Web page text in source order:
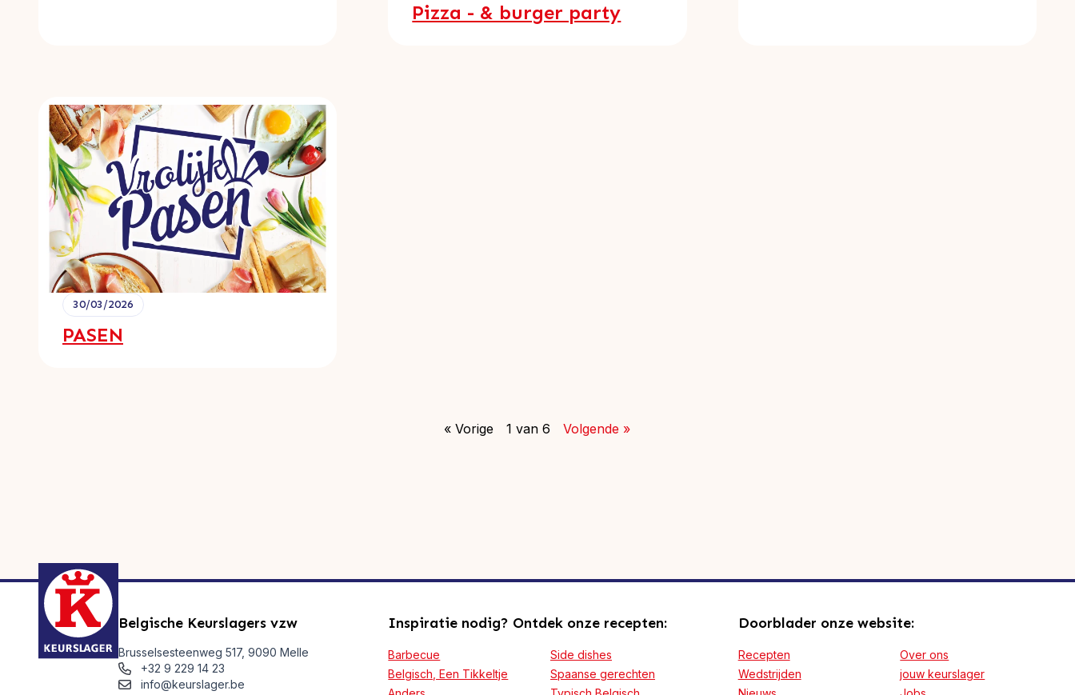
Pizza - & burger party
30/03/2026
PASEN
« Vorige 1 van 6 Volgende »
Belgische Keurslagers vzw
Brusselsesteenweg 517, 9090 Melle
+32 9 229 14 23
info@keurslager.be
Inspiratie nodig? Ontdek onze recepten:
Barbecue
Belgisch, Een Tikkeltje
Side dishes
Spaanse gerechten
Doorblader onze website:
Recepten
Wedstrijden
Over ons
jouw keurslager